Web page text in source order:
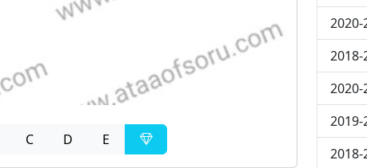
C D E
2020-
2018-
2020-
2019-
2018-